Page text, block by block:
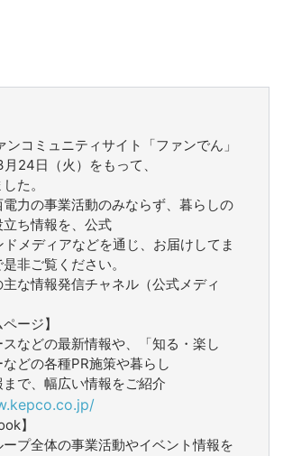
ンコミュニティサイト「ファンでん」
24日（火）をもって、
た。
力の事業活動のみならず、暮らしの
立ち情報を、公式
メディアなどを通じ、お届けしてま
非ご覧ください。
主な情報発信チャネル（公式メディ
ージ】
などの最新情報や、「知る・楽し
どの各種PR施策や暮らし
で、幅広い情報をご紹介
】
プ全体の事業活動やイベント情報を